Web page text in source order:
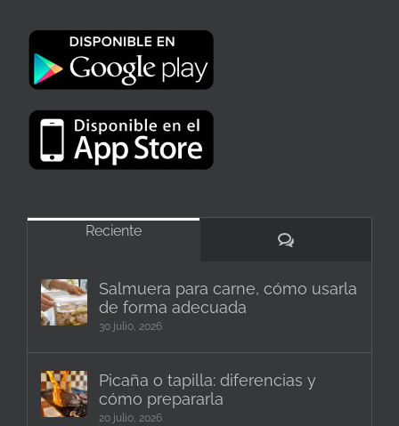
Reciente
Comentarios
Salmuera para carne, cómo usarla
de forma adecuada
30 julio, 2026
Picaña o tapilla: diferencias y
cómo prepararla
20 julio, 2026